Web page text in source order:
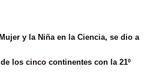
y la Niña en la Ciencia, se dio a
los cinco continentes con la 21º